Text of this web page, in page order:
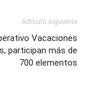
Artículo siguiente
Vacaciones
participan más de
700 elementos